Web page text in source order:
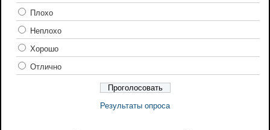
Плохо
Неплохо
Хорошо
Отлично
Результаты опроса